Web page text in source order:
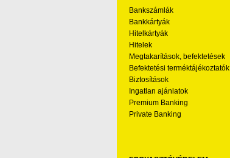
Bankszámlák
Bankkártyák
Hitelkártyák
Hitelek
Megtakarítások, befektetések
Befektetési terméktájékoztatók
Biztosítások
Ingatlan ajánlatok
Premium Banking
Private Banking